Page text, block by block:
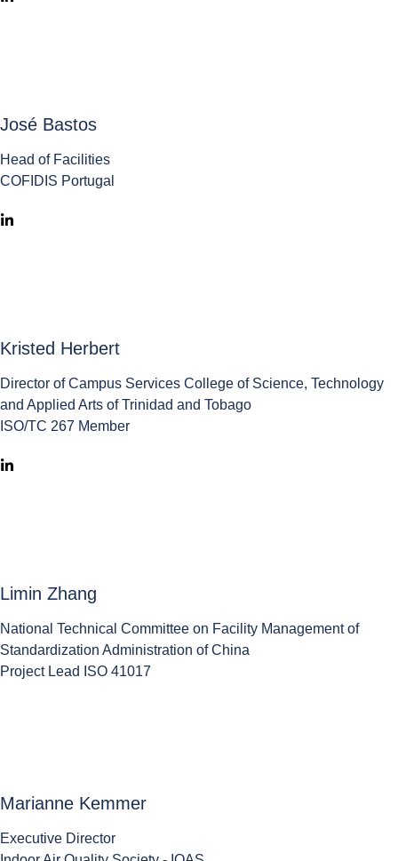
José Bastos
Head of Facilities
COFIDIS Portugal
Kristed Herbert
Director of Campus Services College of Science, Technology
and Applied Arts of Trinidad and Tobago
ISO/TC 267 Member
Limin Zhang
National Technical Committee on Facility Management of
Standardization Administration of China
Project Lead ISO 41017
Marianne Kemmer
Executive Director